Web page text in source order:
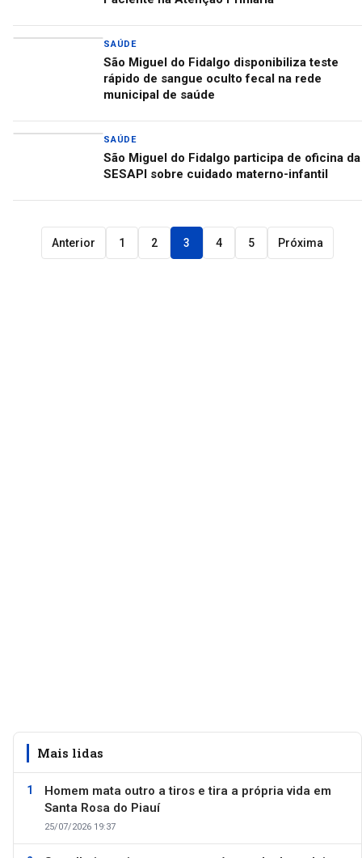
SAÚDE
São Miguel do Fidalgo disponibiliza teste
rápido de sangue oculto fecal na rede
municipal de saúde
SAÚDE
São Miguel do Fidalgo participa de oficina da
SESAPI sobre cuidado materno-infantil
Anterior 1 2 3 4 5 Próxima
Mais lidas
Homem mata outro a tiros e tira a própria vida em
Santa Rosa do Piauí
25/07/2026 19:37